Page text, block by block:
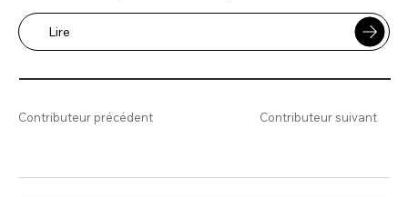
Lire
Contributeur précédent Contributeur suivant